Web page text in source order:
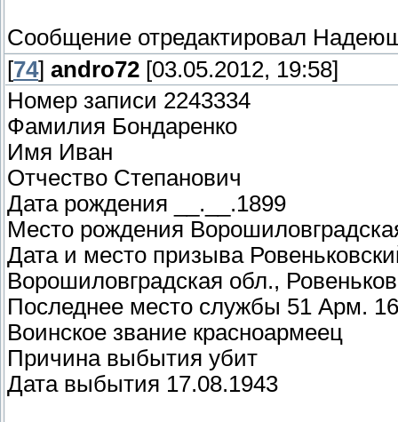
Сообщение отредактировал
[74] andro72 [03.05.2012, 19:58]
Номер записи 2243334
Фамилия Бондаренко
Имя Иван
Отчество Степанович
Дата рождения __.__.1899
Место рождения
Дата и место призыва
Ворошиловградская обл.,
Последнее место службы 51 Арм.
Воинское звание красноармеец
Причина выбытия убит
Дата выбытия 17.08.1943